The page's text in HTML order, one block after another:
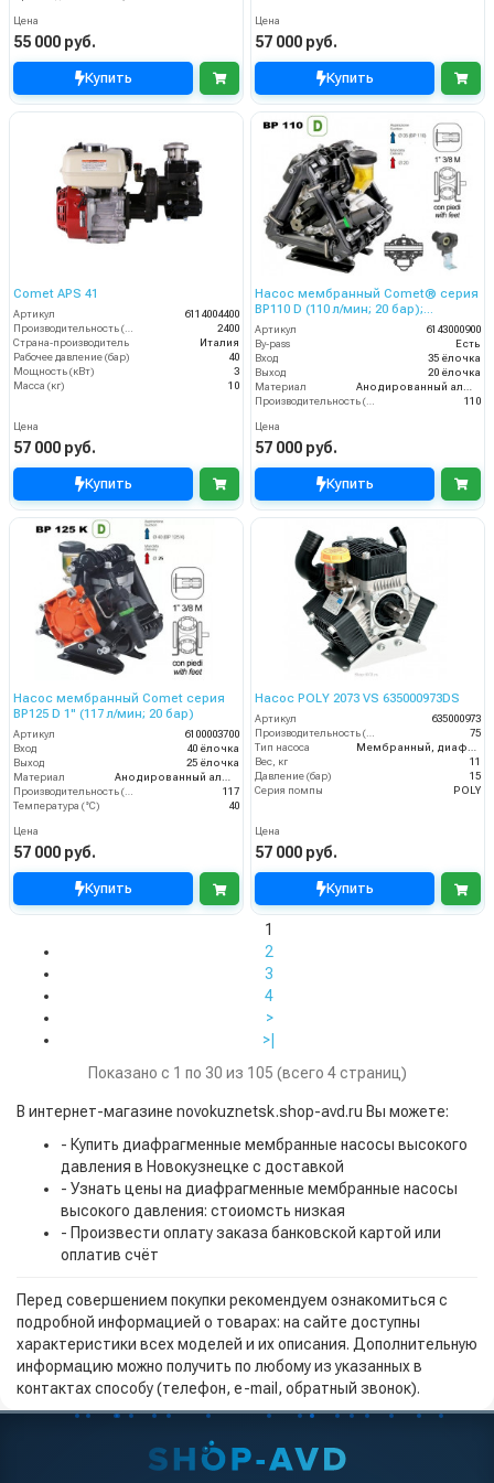
Цена
55 000 руб.
Купить
Цена
57 000 руб.
Купить
Comet APS 41
Артикул
6114004400
2400
Страна-производитель
Италия
Рабочее давление (бар)
40
Мощность (кВт)
3
Масса (кг)
10
Цена
57 000 руб.
Купить
Насос мембранный Comet® серия
ВP110 D (110 л/мин; 20 бар);
гидрокомпенсатор; фланец под
гидромотор
Артикул
6143000900
By-pass
Есть
Вход
35 ёлочка
Выход
20 ёлочка
Материал
110
Цена
57 000 руб.
Купить
Насос мембранный Comet серия
BP125 D 1" (117 л/мин; 20 бар)
Артикул
6100003700
Вход
40 ёлочка
Выход
25 ёлочка
Материал
Анодированный алюминий
Производительность (л/мин)
117
Температура (°C)
40
Цена
57 000 руб.
Купить
Насос POLY 2073 VS 635000973DS
Артикул
635000973
Производительность (л/мин)
75
Тип насоса
Мембранный, диафрагменный
Вес, кг
11
Давление (бар)
15
Серия помпы
POLY
Цена
57 000 руб.
Купить
1
2
3
4
>
>|
Показано с 1 по 30 из 105 (всего 4 страниц)
В интернет-магазине novokuznetsk.shop-avd.ru Вы можете:
- Купить диафрагменные мембранные насосы высокого
давления в Новокузнецке с доставкой
- Узнать цены на диафрагменные мембранные насосы
высокого давления: стоиомсть низкая
- Произвести оплату заказа банковской картой или
оплатив счёт
Перед совершением покупки рекомендуем ознакомиться с
подробной информацией о товарах: на сайте доступны
характеристики всех моделей и их описания. Дополнительную
информацию можно получить по любому из указанных в
контактах способу (телефон, e-mail, обратный звонок).